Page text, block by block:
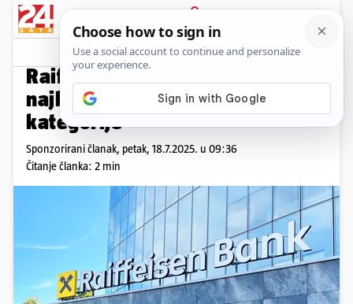
PRIJAVA
Promo sadržaj
Raiffeisen banka proglašena
najboljom u Hrvatskoj u dvije
kategorije
Sponzorirani članak, petak, 18.7.2025. u 09:36
Čitanje članka: 2 min